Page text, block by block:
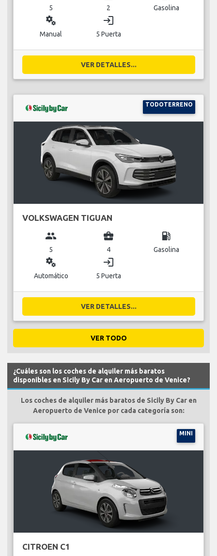
5 2 Gasolina
miscellaneous_services
Manual
login
5 Puerta
VER DETALLES...
TODOTERRENO
VOLKSWAGEN TIGUAN
group
5
business_center
4
local_gas_station
Gasolina
miscellaneous_services
Automático
login
5 Puerta
VER DETALLES...
VER TODO
¿Cuáles son los coches de alquiler más baratos
disponibles en Sicily By Car en Aeropuerto de Venice?
Los coches de alquiler más baratos de Sicily By Car en
Aeropuerto de Venice por cada categoría son:
MINI
CITROEN C1